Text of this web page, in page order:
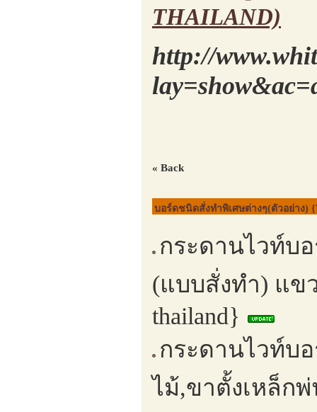
THAILAND)
http://
« Back
บอร์ดชนิดสั่งทำพิเศษต่างๆ(ตัวอย่าง)
กระดานไวท์บ
(แบบสั่งทำ) แข
thailand}
กระดานไวท์บ
ไม้,ขาตั้งเหล็ก